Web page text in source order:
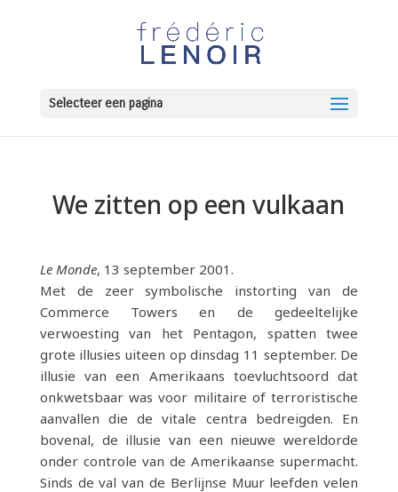
Selecteer een pagina
We zitten op een vulkaan
Le Monde, 13 september 2001.
Met de zeer symbolische instorting van de
Commerce Towers en de gedeeltelijke
verwoesting van het Pentagon, spatten twee
grote illusies uiteen op dinsdag 11 september. De
illusie van een Amerikaans toevluchtsoord dat
onkwetsbaar was voor militaire of terroristische
aanvallen die de vitale centra bedreigden. En
bovenal, de illusie van een nieuwe wereldorde
onder controle van de Amerikaanse supermacht.
Sinds de val van de Berlijnse Muur leefden velen